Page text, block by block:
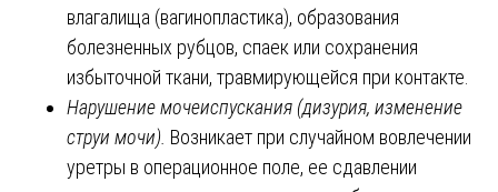
влагалища (вагинопластика), образования
болезненных рубцов, спаек или сохранения
избыточной ткани, травмирующейся при контакте.
Нарушение мочеиспускания (дизурия, изменение
струи мочи). Возникает при случайном вовлечении
уретры в операционное поле, ее сдавлении